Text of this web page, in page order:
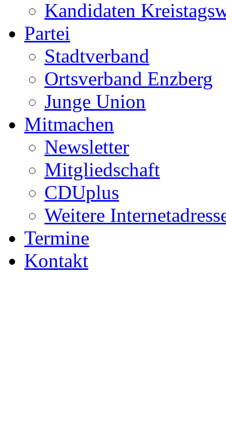
Kandidaten
Partei
Stadtverband
Ortsverband Enzberg
Junge Union
Mitmachen
Newsletter
Mitgliedschaft
CDUplus
Weitere
Termine
Kontakt